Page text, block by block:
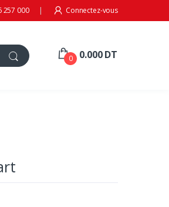
257 000 Connectez-vous
0 0.000 DT